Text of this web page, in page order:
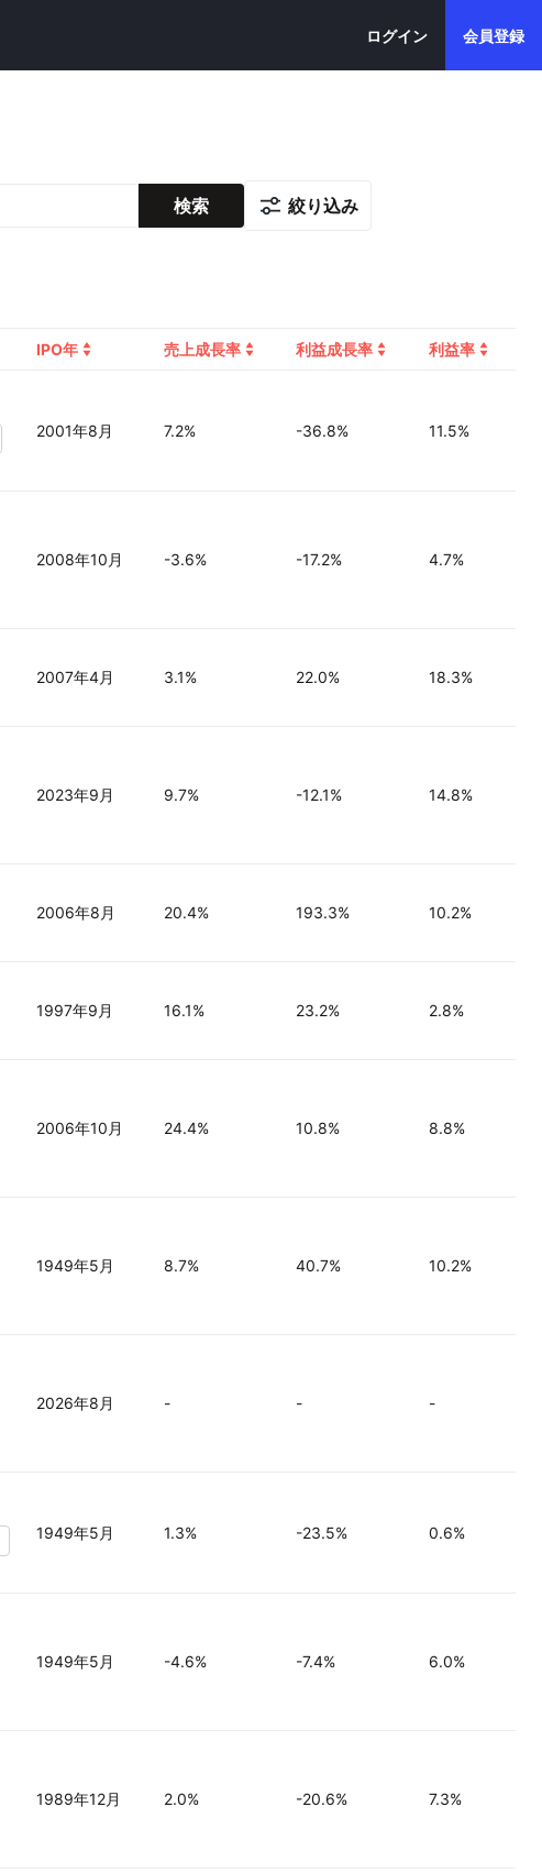
ログイン 会員登録
検索 絞り込み
IPO年 売上成長率 利益成長率 利益率
2001年8月 7.2% -36.8% 11.5%
2008年10月 -3.6% -17.2% 4.7%
2007年4月 3.1% 22.0% 18.3%
2023年9月 9.7% -12.1% 14.8%
2006年8月 20.4% 193.3% 10.2%
1997年9月 16.1% 23.2% 2.8%
2006年10月 24.4% 10.8% 8.8%
1949年5月 8.7% 40.7% 10.2%
2026年8月 - - -
1949年5月 1.3% -23.5% 0.6%
1949年5月 -4.6% -7.4% 6.0%
1989年12月 2.0% -20.6% 7.3%